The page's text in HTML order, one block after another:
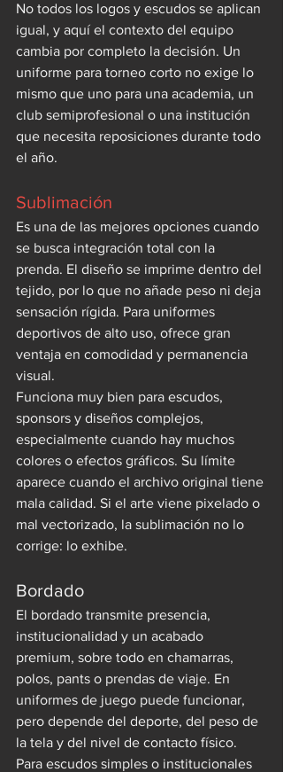
No todos los logos y escudos se aplican
igual, y aquí el contexto del equipo
cambia por completo la decisión. Un
uniforme para torneo corto no exige lo
mismo que uno para una academia, un
club semiprofesional o una institución
que necesita reposiciones durante todo
el año.
Sublimación
Es una de las mejores opciones cuando
se busca integración total con la
prenda. El diseño se imprime dentro del
tejido, por lo que no añade peso ni deja
sensación rígida. Para uniformes
deportivos de alto uso, ofrece gran
ventaja en comodidad y permanencia
visual.
Funciona muy bien para escudos,
sponsors y diseños complejos,
especialmente cuando hay muchos
colores o efectos gráficos. Su límite
aparece cuando el archivo original tiene
mala calidad. Si el arte viene pixelado o
mal vectorizado, la sublimación no lo
corrige: lo exhibe.
Bordado
El bordado transmite presencia,
institucionalidad y un acabado
premium, sobre todo en chamarras,
polos, pants o prendas de viaje. En
uniformes de juego puede funcionar,
pero depende del deporte, del peso de
la tela y del nivel de contacto físico.
Para escudos simples o institucionales